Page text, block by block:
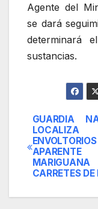
Agente del
se dará
determinará
sustancias.
de
GUARDIA
LOCALIZA
APARENTE
CARRETES